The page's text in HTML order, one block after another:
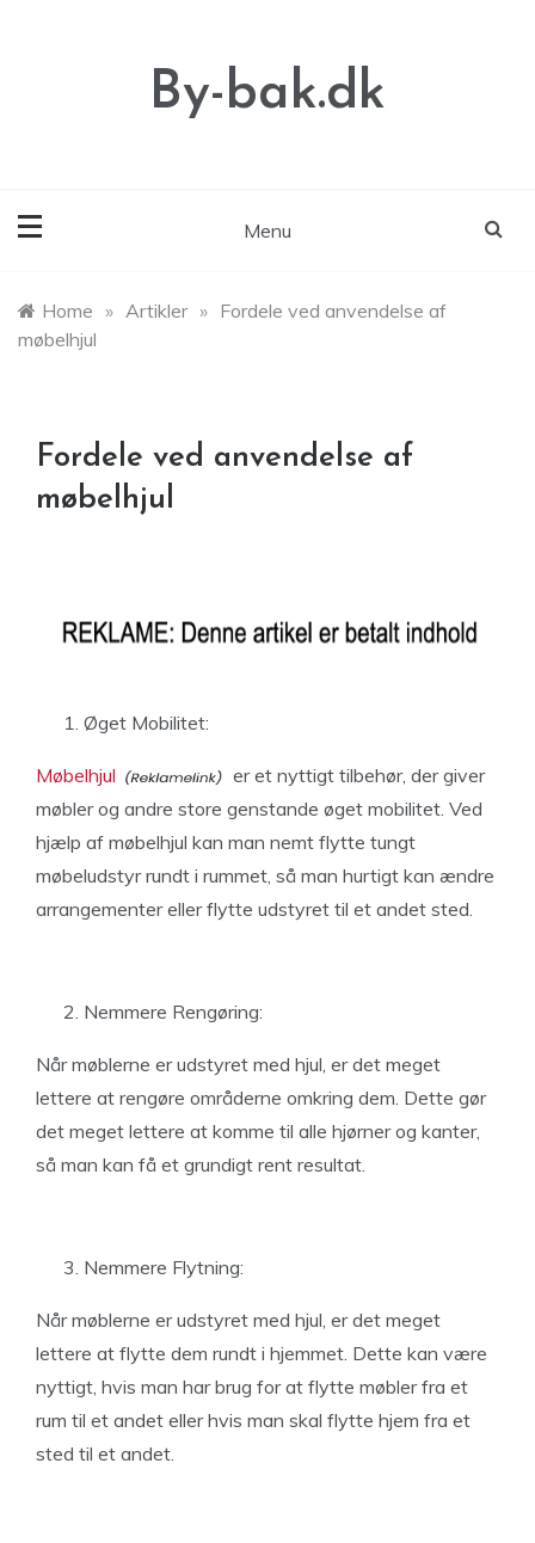
By-bak.dk
Menu
Home » Artikler » Fordele ved anvendelse af
møbelhjul
Fordele ved anvendelse af
møbelhjul
Øget Mobilitet:
Møbelhjul
er et nyttigt tilbehør, der giver
møbler og andre store genstande øget mobilitet. Ved
hjælp af møbelhjul kan man nemt flytte tungt
møbeludstyr rundt i rummet, så man hurtigt kan ændre
arrangementer eller flytte udstyret til et andet sted.
Nemmere Rengøring:
Når møblerne er udstyret med hjul, er det meget
lettere at rengøre områderne omkring dem. Dette gør
det meget lettere at komme til alle hjørner og kanter,
så man kan få et grundigt rent resultat.
Nemmere Flytning:
Når møblerne er udstyret med hjul, er det meget
lettere at flytte dem rundt i hjemmet. Dette kan være
nyttigt, hvis man har brug for at flytte møbler fra et
rum til et andet eller hvis man skal flytte hjem fra et
sted til et andet.